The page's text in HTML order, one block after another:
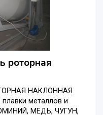
роторная
НАКЛОННАЯ
металлов и
МЕДЬ, ЧУГУН,